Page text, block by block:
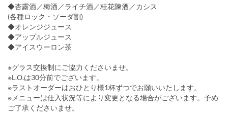
◆杏露酒／梅酒／ライチ酒／桂花陳酒／カシス
(各種ロック・ソーダ割)
◆オレンジジュース
◆アップルジュース
◆アイスウーロン茶
※グラス交換制にご協力くださいませ。
※L.O.は30分前でございます。
※ラストオーダーはおひとり様1杯ずつでお願いいたします。
※メニューは仕入状況等により変更となる場合がございます。予め
ご了承くださいませ。